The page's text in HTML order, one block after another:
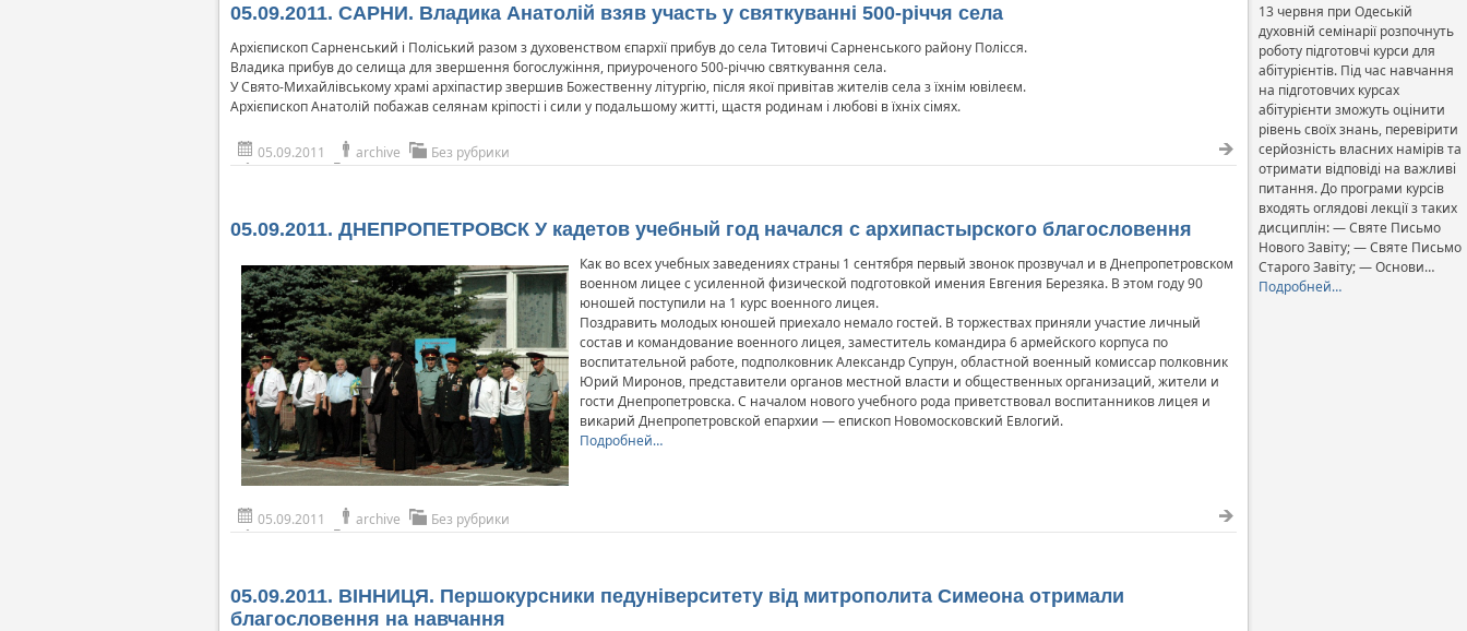
05.09.2011. САРНИ. Владика Анатолій взяв участь у святкуванні 500-річчя села
Архієпископ Сарненський і Поліський разом з духовенством єпархії прибув до села Титовичі Сарненського району Полісся.
Владика прибув до селища для звершення богослужіння, приуроченого 500-річчю святкування села.
У Свято-Михайлівському храмі архіпастир звершив Божественну літургію, після якої привітав жителів села з їхнім ювілеєм.
Архієпископ Анатолій побажав селянам кріпості і сили у подальшому житті, щастя родинам і любові в їхніх сімях.
05.09.2011 archive Без рубрики
05.09.2011. ДНЕПРОПЕТРОВСК У кадетов учебный год начался с архипастырского благословення
Как во всех учебных заведениях страны 1 сентября первый звонок прозвучал и в Днепропетровском
военном лицее с усиленной физической подготовкой имения Евгения Березяка. В этом году 90
юношей поступили на 1 курс военного лицея.
Поздравить молодых юношей приехало немало гостей. В торжествах приняли участие личный
состав и командование военного лицея, заместитель командира 6 армейского корпуса по
воспитательной работе, подполковник Александр Супрун, областной военный комиссар полковник
Юрий Миронов, представители органов местной власти и общественных организаций, жители и
гости Днепропетровска. С началом нового учебного рода приветствовал воспитанников лицея и
викарий Днепропетровской епархии — епископ Новомосковский Евлогий.
Подробней…
05.09.2011 archive Без рубрики
05.09.2011. ВІННИЦЯ. Першокурсники педуніверситету від митрополита Симеона отримали
благословення на навчання
13 червня при Одеській
духовній семінарії розпочнуть
роботу підготовчі курси для
абітурієнтів. Під час навчання
на підготовчих курсах
абітурієнти зможуть оцінити
рівень своїх знань, перевірити
серйозність власних намірів та
отримати відповіді на важливі
питання. До програми курсів
входять оглядові лекції з таких
дисциплін: — Святе Письмо
Нового Завіту; — Святе Письмо
Старого Завіту; — Основи…
Подробней…